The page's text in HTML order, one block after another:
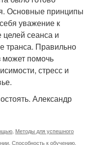
Основные принципы
уважение к
сеанса и
транса. Правильно
может помочь
стресс и
Александр
Методы для успешного
Способность к обучению